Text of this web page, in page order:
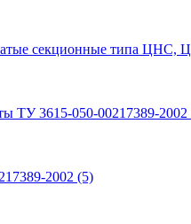
секционные типа
ТУ 3615-050-00217389-2002
2002 (5)